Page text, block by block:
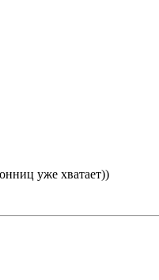
уже хватает))